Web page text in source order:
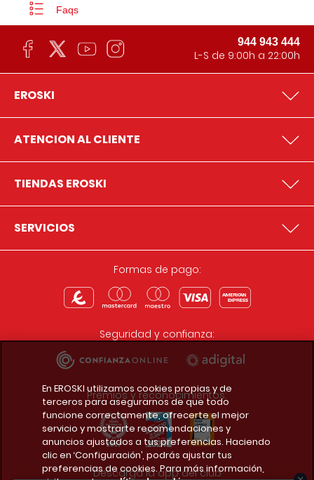
Faqs
944 943 444
L-S de 9:00h a 22:00h
EROSKI
ATENCION AL CLIENTE
TIENDAS EROSKI
SERVICIOS
Formas de pago:
Seguridad y confianza:
Premios y reconocimientos:
Descarga la app del club
En EROSKI utilizamos cookies propias y de
terceros para asegurarnos de que todo
funcione correctamente, ofrecerte el mejor
servicio y mostrarte recomendaciones y
anuncios ajustados a tus preferencias. Haciendo
clic en ‘Configuración’, podrás ajustar tus
preferencias de cookies. Para más información,